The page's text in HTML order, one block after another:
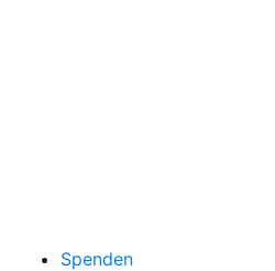
Spenden